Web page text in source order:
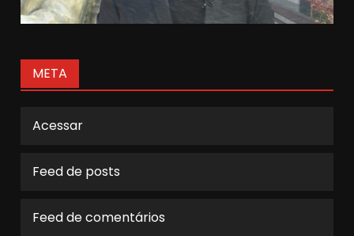
META
Acessar
Feed de posts
Feed de comentários